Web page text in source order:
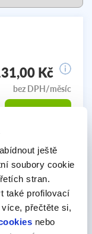
ještě
soubory cookie
stran.
také profilovací
přečtěte si,
nebo
Kč
bez DPH/měsíc
Objednat